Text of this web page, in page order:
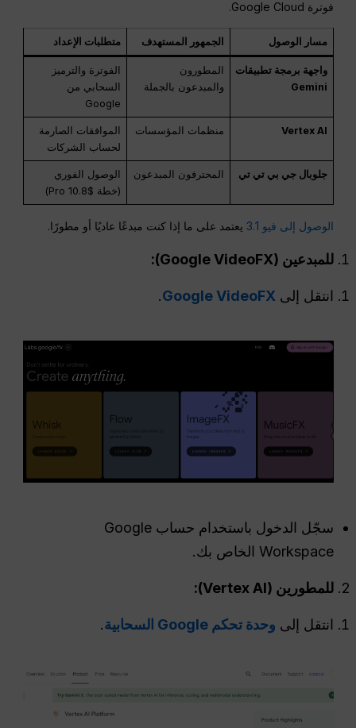
فوترة Google Cloud.
مسار الوصول الجمهور المستهدف متطلبات الإعداد
واجهة برمجة تطبيقات
Gemini
المطورون
والمبدعون بالجملة
الفوترة والترميز
السحابي من
Google
Vertex AI منظمات المؤسسات
الموافقات الصارمة
لحساب الشركات
جلوبال جي بي تي تي المحترفون المبدعون
الوصول الفوري
(خطة $10.8 Pro)
الوصول إلى فيو 3.1 يعتمد على ما إذا كنت مبدعًا عاديًا أو مطورًا.
للمبدعين (Google VideoFX):
انتقل إلى Google VideoFX
.
سجّل الدخول باستخدام حساب Google
Workspace الخاص بك.
للمطورين (Vertex AI):
انتقل إلى وحدة تحكم Google السحابية .